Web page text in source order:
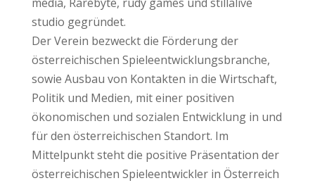
studio gegründet.
Der Verein bezweckt die Förderung der
österreichischen Spieleentwicklungsbranche,
sowie Ausbau von Kontakten in die Wirtschaft,
Politik und Medien, mit einer positiven
ökonomischen und sozialen Entwicklung in und
für den österreichischen Standort. Im
Mittelpunkt steht die positive Präsentation der
österreichischen Spieleentwickler in Österreich